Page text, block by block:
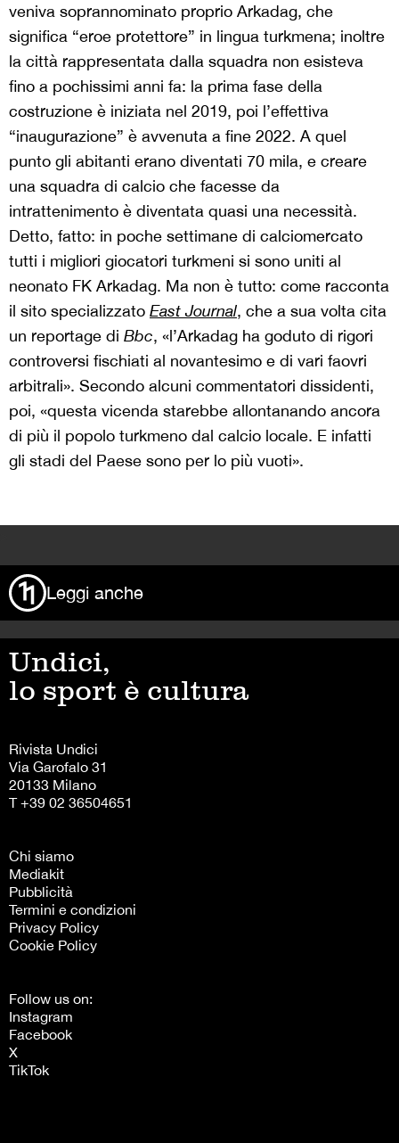
veniva soprannominato proprio Arkadag, che
significa “eroe protettore” in lingua turkmena; inoltre
la città rappresentata dalla squadra non esisteva
fino a pochissimi anni fa: la prima fase della
costruzione è iniziata nel 2019, poi l’effettiva
“inaugurazione” è avvenuta a fine 2022. A quel
punto gli abitanti erano diventati 70 mila, e creare
una squadra di calcio che facesse da
intrattenimento è diventata quasi una necessità.
Detto, fatto: in poche settimane di calciomercato
tutti i migliori giocatori turkmeni si sono uniti al
neonato FK Arkadag. Ma non è tutto: come racconta
il sito specializzato East Journal, che a sua volta cita
un reportage di Bbc, «l’Arkadag ha goduto di rigori
controversi fischiati al novantesimo e di vari faovri
arbitrali». Secondo alcuni commentatori dissidenti,
poi, «questa vicenda starebbe allontanando ancora
di più il popolo turkmeno dal calcio locale. E infatti
gli stadi del Paese sono per lo più vuoti».
Leggi anche
Undici,
lo sport è cultura
Rivista Undici
Via Garofalo 31
20133 Milano
T +39 02 36504651
Chi siamo
Mediakit
Pubblicità
Termini e condizioni
Privacy Policy
Cookie Policy
Follow us on:
Instagram
Facebook
X
TikTok